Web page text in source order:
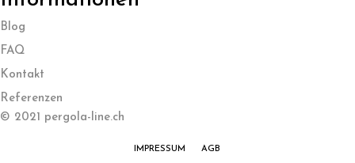
Blog
FAQ
Kontakt
Referenzen
© 2021 pergola-line.ch
IMPRESSUM AGB